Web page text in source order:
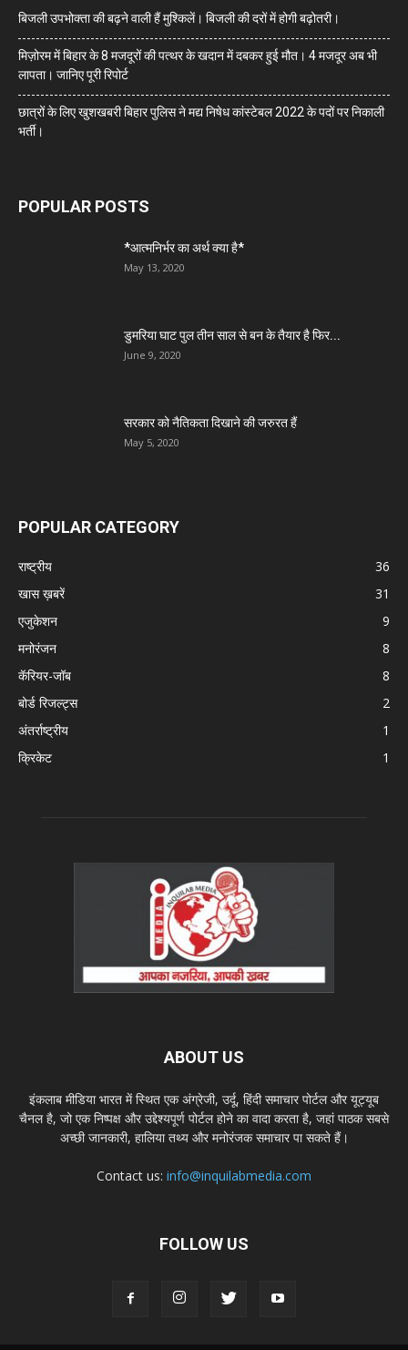
बिजली उपभोक्ता की बढ़ने वाली हैं मुश्किलें। बिजली की दरों में होगी बढ़ोतरी।
मिज़ोरम में बिहार के 8 मजदूरों की पत्थर के खदान में दबकर हुई मौत। 4 मजदूर अब भी
लापता। जानिए पूरी रिपोर्ट
छात्रों के लिए खुशखबरी बिहार पुलिस ने मद्य निषेध कांस्टेबल 2022 के पदों पर निकाली
भर्ती।
POPULAR POSTS
*आत्मनिर्भर का अर्थ क्या है*
May 13, 2020
डुमरिया घाट पुल तीन साल से बन के तैयार है फिर...
June 9, 2020
सरकार को नैतिकता दिखाने की जरुरत हैं
May 5, 2020
POPULAR CATEGORY
राष्ट्रीय
36
खास ख़बरें
31
एजुकेशन
9
मनोरंजन
8
कॅरियर-जॉब
8
बोर्ड रिजल्ट्स
2
अंतर्राष्ट्रीय
1
क्रिकेट
1
ABOUT US
इंकलाब मीडिया भारत में स्थित एक अंग्रेजी, उर्दू, हिंदी समाचार पोर्टल और यूट्यूब
चैनल है, जो एक निष्पक्ष और उद्देश्यपूर्ण पोर्टल होने का वादा करता है, जहां पाठक सबसे
अच्छी जानकारी, हालिया तथ्य और मनोरंजक समाचार पा सकते हैं।
Contact us: info@inquilabmedia.com
FOLLOW US